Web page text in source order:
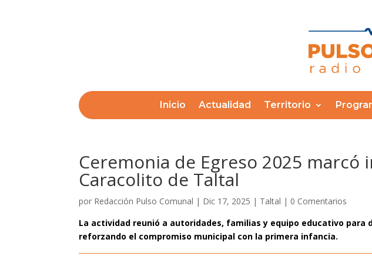
Inicio Actualidad Territorio
Ceremonia de Egreso 2025
Caracolito de Taltal
por Redacción Pulso Comunal | Dic 17, 2025 | Taltal | 0 Comentarios
La actividad reunió a autoridades, familias y equipo educativo
reforzando el compromiso municipal con la primera infancia.